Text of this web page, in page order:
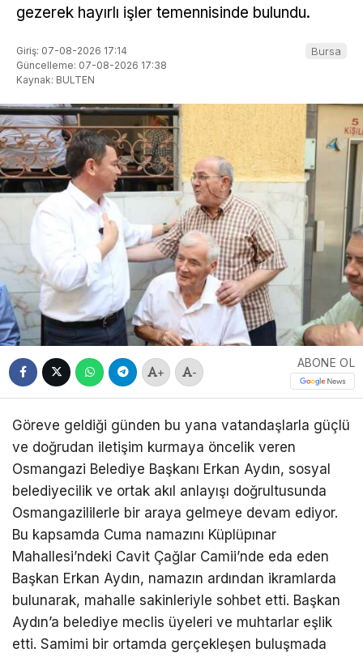
gezerek hayırlı işler temennisinde bulundu.
Giriş: 07-08-2026 17:14
Güncelleme: 07-08-2026 17:38
Kaynak: BULTEN
Bursa
+ -
ABONE OL
Göreve geldiği günden bu yana vatandaşlarla güçlü
ve doğrudan iletişim kurmaya öncelik veren
Osmangazi Belediye Başkanı Erkan Aydın, sosyal
belediyecilik ve ortak akıl anlayışı doğrultusunda
Osmangazililerle bir araya gelmeye devam ediyor.
Bu kapsamda Cuma namazını Küplüpınar
Mahallesi’ndeki Cavit Çağlar Camii’nde eda eden
Başkan Erkan Aydın, namazın ardından ikramlarda
bulunarak, mahalle sakinleriyle sohbet etti. Başkan
Aydın’a belediye meclis üyeleri ve muhtarlar eşlik
etti. Samimi bir ortamda gerçekleşen buluşmada